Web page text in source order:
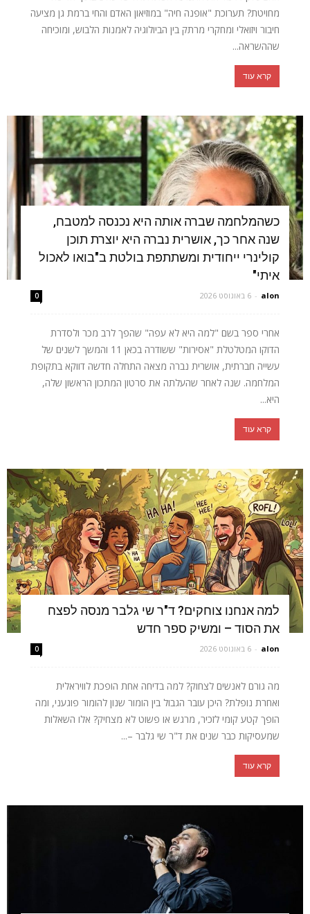
מחויטת? תערוכת "אופנה חיה" במוזיאון האדם והחי ברמת גן מציעה
חיבור ויזואלי ומחקרי מרתק בין הביולוגיה לאמנות הלבוש, ומוכיחה
שההשראה...
קרא עוד
כשהמלחמה שברה אותה היא נכנסה למטבח,
שנה אחר כך, אושרית נברה היא יוצרת תוכן
קולינרי ייחודית ומשתתפת בולטת ב"בואו לאכול
איתי"
alon
- 6 באוגוסט 2026 0
אחרי ספר בשם "למה היא לא עפה" שהפך לרב מכר ולסדרת
הדוקו המטלטלת "אסירות" ששודרה בכאן 11 והמשך לשנים של
עשייה חברתית, אושרית נברה מצאה התחלה חדשה דווקא בתקופת
המלחמה. שנה לאחר שהעלתה את סרטון המתכון הראשון שלה,
היא...
קרא עוד
למה אנחנו צוחקים? ד"ר שי גלבר מנסה לפצח
את הסוד – ומשיק ספר חדש
alon
- 6 באוגוסט 2026 0
מה גורם לאנשים לצחוק? למה בדיחה אחת הופכת לוויראלית
ואחרת נופלת? היכן עובר הגבול בין הומור שנון להומור פוגעני, ומה
הופך קטע קומי לזכיר, מרגש או פשוט לא מצחיק? אלו השאלות
שמעסיקות כבר שנים את ד"ר שי גלבר –...
קרא עוד